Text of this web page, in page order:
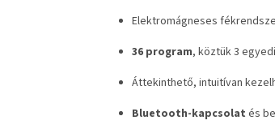
Elektromágneses
36 program, köztük 3
Áttekinthető, intuitívan
Bluetooth-kapcsolat és